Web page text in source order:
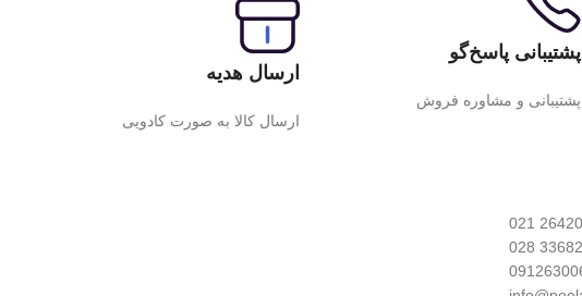
پشتیبانی پاسخ‌گو
پشتیبانی و مشاوره فروش
ارسال هدیه
ارسال کالا به صورت کادویی